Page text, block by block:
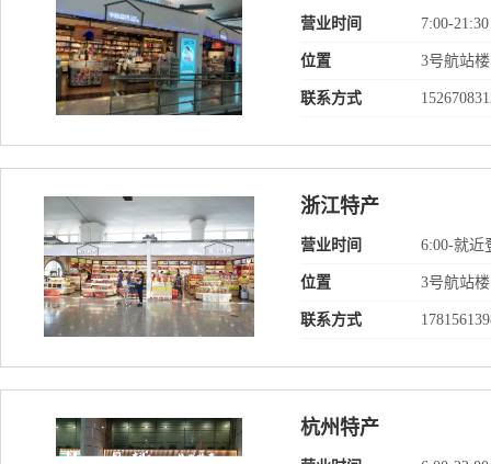
营业时间 7:00-21:30
位置 3号航站
联系方式
浙江特产
营业时间 6:00-就近
位置 3号航站
联系方式
杭州特产